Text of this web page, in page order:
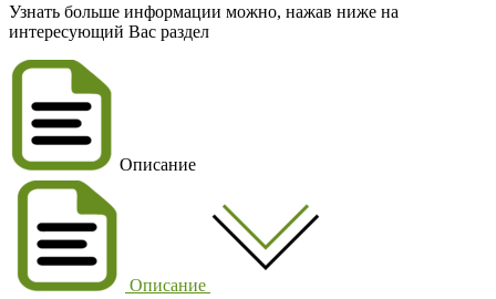
Узнать больше информации можно, нажав ниже на
интересующий Вас раздел
Описание
Описание